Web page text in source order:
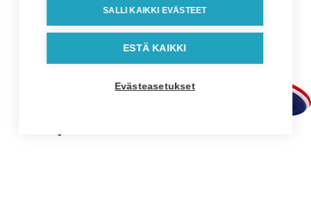
SALLI KAIKKI EVÄSTEET
ESTÄ KAIKKI
Evästeasetukset